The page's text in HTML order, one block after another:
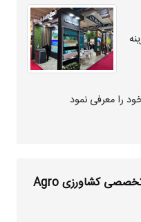
را معرفی نمود
حضور تورینه بافت در نمایشگاه تخصصی کشاورزی Agro